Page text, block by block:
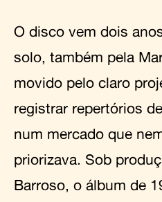
O disco vem dois
solo, também pela
movido pelo claro
registrar repertórios
num mercado que
priorizava. Sob
Barroso, o álbum de